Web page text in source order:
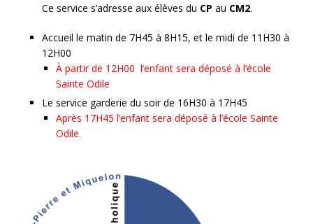
Ce service s’adresse aux élèves du CP au CM2.
Accueil le matin de 7H45 à 8H15, et le midi de 11H30 à
12H00
À partir de 12H00 l’enfant sera déposé à l’école
Sainte Odile
Le service garderie du soir de 16H30 à 17H45
Après 17H45 l’enfant sera déposé à l’école Sainte
Odile.